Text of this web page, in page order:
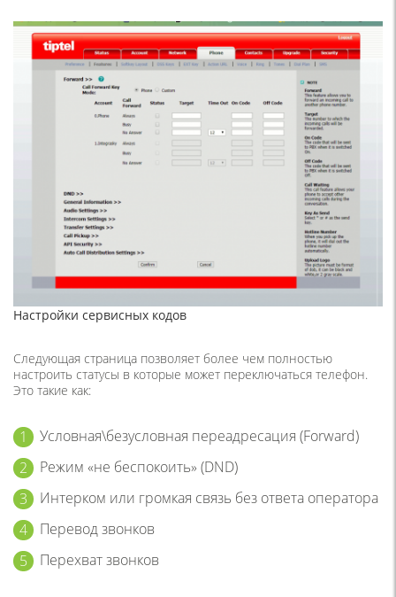
Настройки сервисных кодов
Следующая страница позволяет более чем полностью
настроить статусы в которые может переключаться телефон.
Это такие как:
Условная\безусловная переадресация (Forward)
Режим «не беспокоить» (DND)
Интерком или громкая связь без ответа оператора
Перевод звонков
Перехват звонков